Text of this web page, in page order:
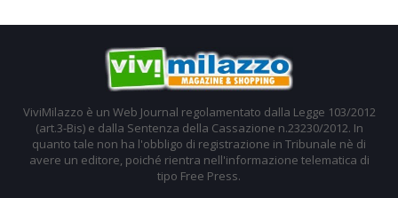
ViviMilazzo è un Web Journal regolamentato dalla Legge 103/2012
(art.3-Bis) e dalla Sentenza della Cassazione n.23230/2012. In
quanto tale non ha l'obbligo di registrazione in Tribunale nè di
avere un editore, poiché rientra nell'informazione telematica di
tipo Free Press.